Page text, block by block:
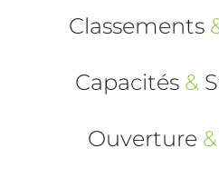
Classements
Capacités &
Ouverture &